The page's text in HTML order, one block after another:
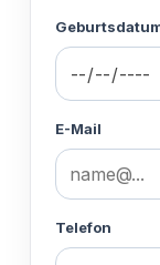
E-Mail
Telefon